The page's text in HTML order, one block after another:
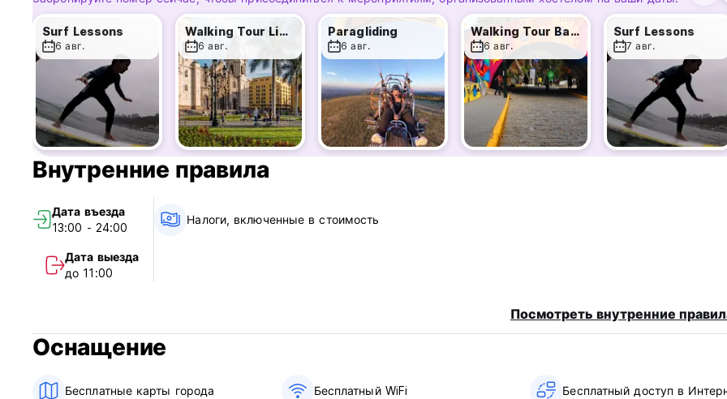
Surf Lessons
6 авг.
Walking Tour Lima Downtown
6 авг.
Paragliding
6 авг.
Walking Tour Barranco
6 авг.
Surf Lessons
7 авг.
Внутренние правила
Дата въезда
13:00 - 24:00
Дата выезда
до 11:00
Налоги, включенные в стоимость
Посмотреть внутренние
Оснащение
Бесплатные карты города Бесплатный WiFi Бесплатный доступ в